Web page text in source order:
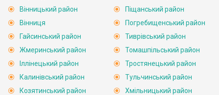
Вінницький район
Вінниця
Гайсинський район
Жмеринський район
Іллінецький район
Калинівський район
Козятинський район
Піщанський район
Погребищенський район
Тиврівський район
Томашпільський район
Тростянецький район
Тульчинський район
Хмільницький район